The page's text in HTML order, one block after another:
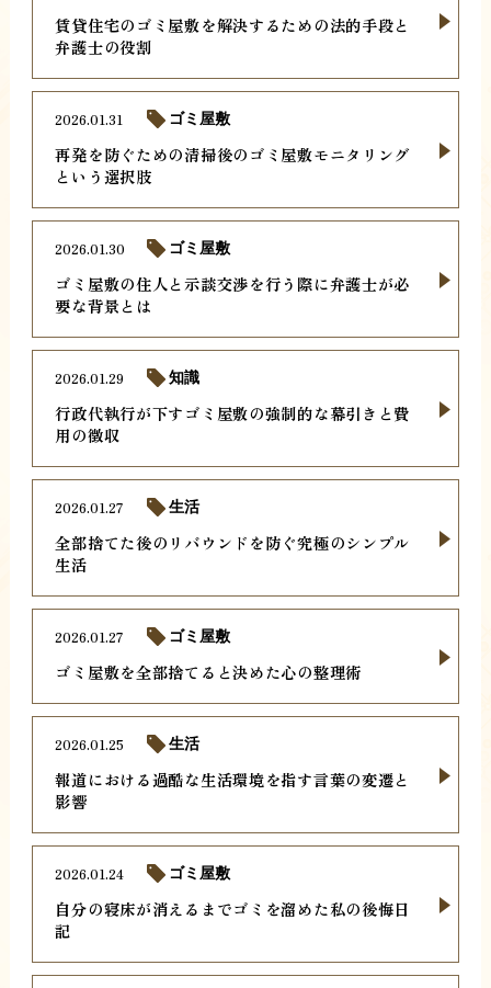
賃貸住宅のゴミ屋敷を解決するための法的手段と
弁護士の役割
再発を防ぐための清掃後のゴミ屋敷モニタリング
という選択肢
2026.01.31 ゴミ屋敷
ゴミ屋敷の住人と示談交渉を行う際に弁護士が必
要な背景とは
2026.01.30 ゴミ屋敷
行政代執行が下すゴミ屋敷の強制的な幕引きと費
用の徴収
2026.01.29 知識
全部捨てた後のリバウンドを防ぐ究極のシンプル
生活
2026.01.27 生活
ゴミ屋敷を全部捨てると決めた心の整理術
2026.01.27 ゴミ屋敷
報道における過酷な生活環境を指す言葉の変遷と
影響
2026.01.25 生活
自分の寝床が消えるまでゴミを溜めた私の後悔日
記
2026.01.24 ゴミ屋敷